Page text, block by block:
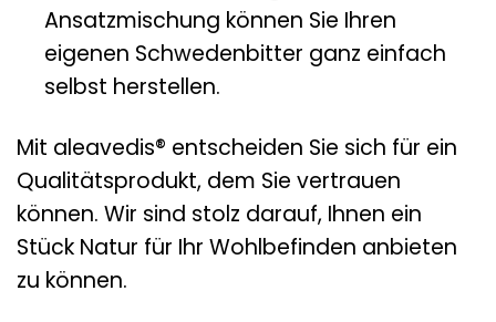
Ansatzmischung können Sie Ihren
eigenen Schwedenbitter ganz einfach
selbst herstellen.
Mit aleavedis® entscheiden Sie sich für ein
Qualitätsprodukt, dem Sie vertrauen
können. Wir sind stolz darauf, Ihnen ein
Stück Natur für Ihr Wohlbefinden anbieten
zu können.